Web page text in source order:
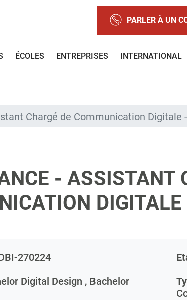
PARLER À UN
ÉCOLES ENTREPRISES INTERNATIONAL
Chargé de Communication Digitale
- ASSISTANT
270224
Digital Design , Bachelor